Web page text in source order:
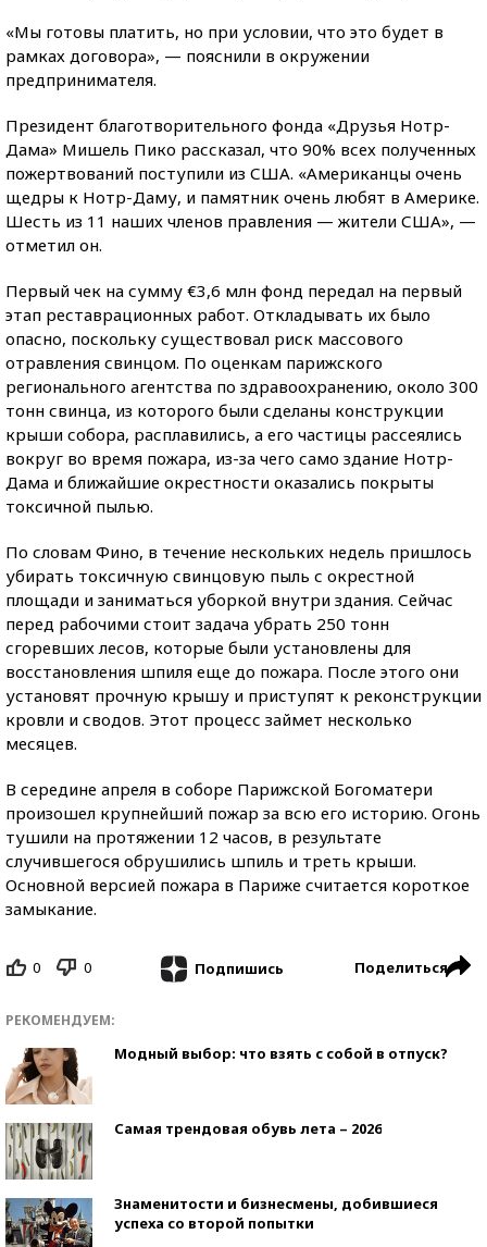
«Мы готовы платить, но при условии, что это будет в
рамках договора», — пояснили в окружении
предпринимателя.
Президент благотворительного фонда «Друзья Нотр-
Дама» Мишель Пико рассказал, что 90% всех полученных
пожертвований поступили из США. «Американцы очень
щедры к Нотр-Даму, и памятник очень любят в Америке.
Шесть из 11 наших членов правления — жители США», —
отметил он.
Первый чек на сумму €3,6 млн фонд передал на первый
этап реставрационных работ. Откладывать их было
опасно, поскольку существовал риск массового
отравления свинцом. По оценкам парижского
регионального агентства по здравоохранению, около 300
тонн свинца, из которого были сделаны конструкции
крыши собора, расплавились, а его частицы рассеялись
вокруг во время пожара, из-за чего само здание Нотр-
Дама и ближайшие окрестности оказались покрыты
токсичной пылью.
По словам Фино, в течение нескольких недель пришлось
убирать токсичную свинцовую пыль с окрестной
площади и заниматься уборкой внутри здания. Сейчас
перед рабочими стоит задача убрать 250 тонн
сгоревших лесов, которые были установлены для
восстановления шпиля еще до пожара. После этого они
установят прочную крышу и приступят к реконструкции
кровли и сводов. Этот процесс займет несколько
месяцев.
В середине апреля в соборе Парижской Богоматери
произошел крупнейший пожар за всю его историю. Огонь
тушили на протяжении 12 часов, в результате
случившегося обрушились шпиль и треть крыши.
Основной версией пожара в Париже считается короткое
замыкание.
0 0 Подпишись Поделиться
РЕКОМЕНДУЕМ:
Модный выбор: что взять с собой в отпуск?
Самая трендовая обувь лета – 2026
Знаменитости и бизнесмены, добившиеся
успеха со второй попытки